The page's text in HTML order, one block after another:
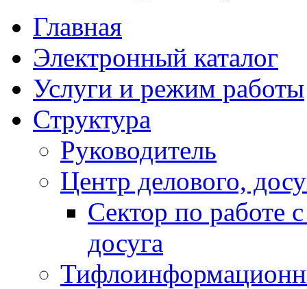
Главная
Электронный каталог
Услуги и режим работы
Структура
Руководитель
Центр делового,
Сектор по работе
досуга